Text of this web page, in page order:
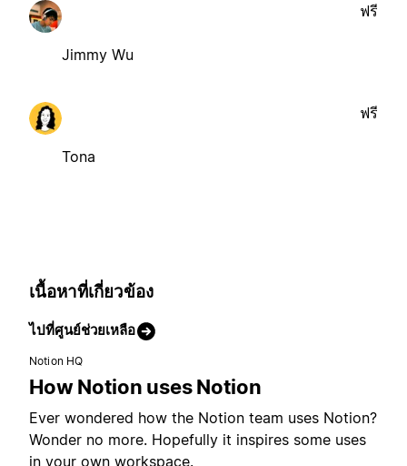
Jimmy Wu
ฟรี
Tona
ฟรี
เนื้อหาที่เกี่ยวข้อง
ไปที่ศูนย์ช่วยเหลือ
Notion HQ
How Notion uses Notion
Ever wondered how the Notion team uses Notion?
Wonder no more. Hopefully it inspires some uses
in your own workspace.